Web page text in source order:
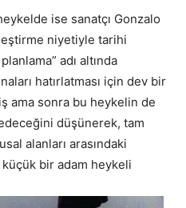
ise sanatçı Gonzalo
niyetiyle tarihi
adı altında
hatırlatması için dev bir
ama sonra bu heykelin de
düşünerek, tam
alanları arasındaki
küçük bir adam heykeli